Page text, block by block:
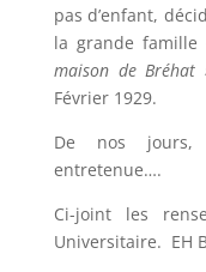
pas d’enfant,
la grande
maison de Bréhat
Février 1929.
De nos jours,
entretenue….
Ci-joint les
Universitaire. EH